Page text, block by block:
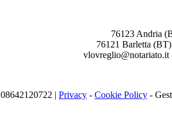
76123 Andria
76121 Barletta
vlovreglio@notariato.it
| Privacy - Cookie Policy -